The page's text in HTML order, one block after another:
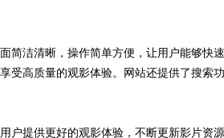
简洁清晰，操作简单方便，让用户能够
受高质量的观影体验。网站还提供了搜
户提供更好的观影体验，不断更新影片